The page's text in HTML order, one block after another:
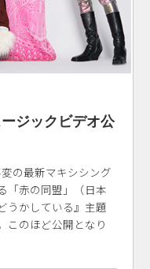
ジックビデオ公
の最新マキシシング
「赤の同盟」（日本
うかしている』主題
このほど公開となり